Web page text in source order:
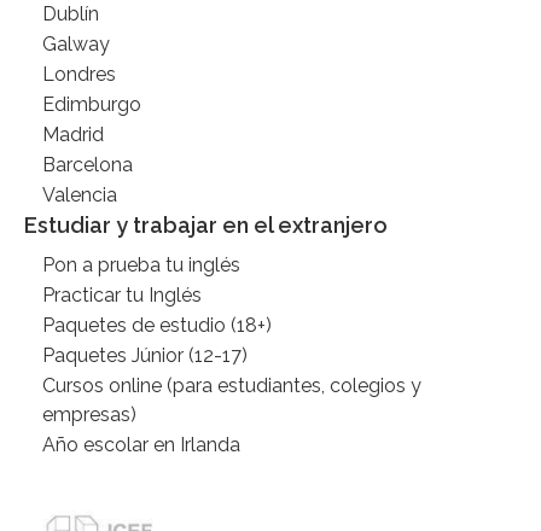
Dublín
Galway
Londres
Edimburgo
Madrid
Barcelona
Valencia
Estudiar y trabajar en el extranjero
Pon a prueba tu inglés
Practicar tu Inglés
Paquetes de estudio (18+)
Paquetes Júnior (12-17)
Cursos online (para estudiantes, colegios y
empresas)
Año escolar en Irlanda